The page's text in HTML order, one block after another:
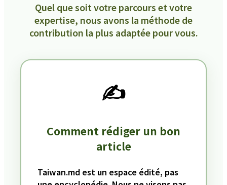
Quel que soit votre parcours et votre
expertise, nous avons la méthode de
contribution la plus adaptée pour vous.
✍️
Comment rédiger un bon
article
Taiwan.md est un espace édité, pas